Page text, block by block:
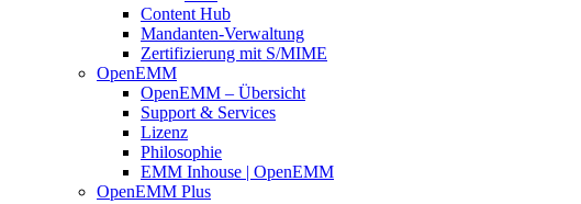
Content Hub
Mandanten-Verwaltung
Zertifizierung mit S/MIME
OpenEMM
OpenEMM – Übersicht
Support & Services
Lizenz
Philosophie
EMM Inhouse | OpenEMM
OpenEMM Plus